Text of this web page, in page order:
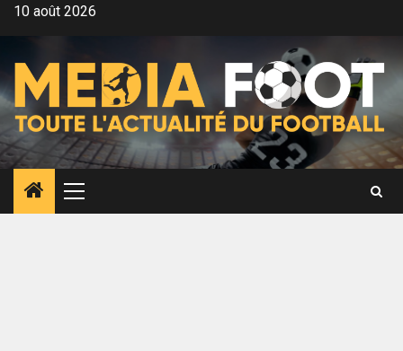
Aller10 août 2026
Menu
principal